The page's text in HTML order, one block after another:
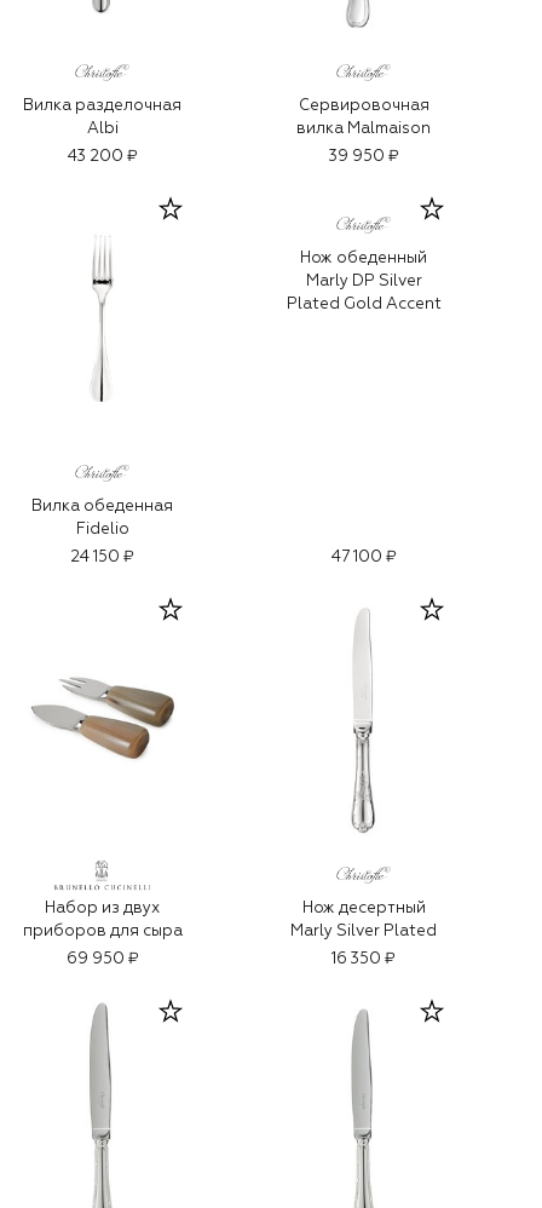
Вилка разделочная
Albi
43 200 ₽
Сервировочная
вилка Malmaison
39 950 ₽
Вилка обеденная
Fidelio
24 150 ₽
Нож обеденный
Marly DP Silver
Plated Gold Accent
47 100 ₽
Набор из двух
приборов для сыра
69 950 ₽
Нож десертный
Marly Silver Plated
16 350 ₽